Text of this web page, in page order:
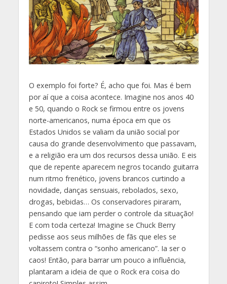
O exemplo foi forte? É, acho que foi. Mas é bem
por aí que a coisa acontece. Imagine nos anos 40
e 50, quando o Rock se firmou entre os jovens
norte-americanos, numa época em que os
Estados Unidos se valiam da união social por
causa do grande desenvolvimento que passavam,
e a religião era um dos recursos dessa união. E eis
que de repente aparecem negros tocando guitarra
num ritmo frenético, jovens brancos curtindo a
novidade, danças sensuais, rebolados, sexo,
drogas, bebidas… Os conservadores piraram,
pensando que iam perder o controle da situação!
E com toda certeza! Imagine se Chuck Berry
pedisse aos seus milhões de fãs que eles se
voltassem contra o “sonho americano”. Ia ser o
caos! Então, para barrar um pouco a influência,
plantaram a ideia de que o Rock era coisa do